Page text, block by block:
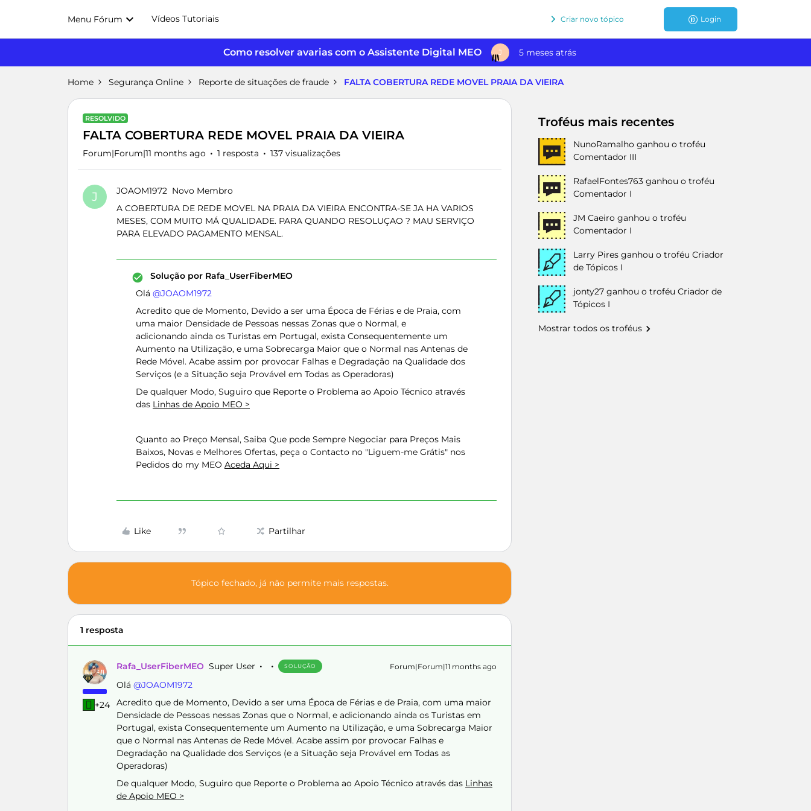
Menu Fórum Vídeos Tutoriais Criar novo tópico Login
Como resolver avarias com o Assistente Digital MEO J 5 meses atrás
Home Segurança Online Reporte de situações de fraude FALTA COBERTURA REDE MOVEL PRAIA DA VIEIRA
RESOLVIDO
FALTA COBERTURA REDE MOVEL PRAIA DA VIEIRA
Forum|Forum|11 months ago 1 resposta 137 visualizações
J JOAOM1972 Novo Membro
A COBERTURA DE REDE MOVEL NA PRAIA DA VIEIRA ENCONTRA-SE JA HA VARIOS
MESES, COM MUITO MÁ QUALIDADE. PARA QUANDO RESOLUÇAO ? MAU SERVIÇO
PARA ELEVADO PAGAMENTO MENSAL.
Solução por Rafa_UserFiberMEO
Olá ​ @JOAOM1972
Acredito que de Momento, Devido a ser uma Época de Férias e de Praia, com
uma maior Densidade de Pessoas nessas Zonas que o Normal, e
adicionando ainda os Turistas em Portugal, exista Consequentemente um
Aumento na Utilização, e uma Sobrecarga Maior que o Normal nas Antenas de
Rede Móvel. Acabe assim por provocar Falhas e Degradação na Qualidade dos
Serviços (e a Situação seja Provável em Todas as Operadoras)
De qualquer Modo, Suguiro que Reporte o Problema ao Apoio Técnico através
das Linhas de Apoio MEO >
Quanto ao Preço Mensal, Saiba Que pode Sempre Negociar para Preços Mais
Baixos, Novas e Melhores Ofertas, peça o Contacto no "Liguem-me Grátis" nos
Pedidos do my MEO Aceda Aqui >
Like Partilhar
Tópico fechado, já não permite mais respostas.
1 resposta
+24
Rafa_UserFiberMEO Super User SOLUÇÃO Forum|Forum|11 months ago
Olá ​ @JOAOM1972
Acredito que de Momento, Devido a ser uma Época de Férias e de Praia, com uma maior
Densidade de Pessoas nessas Zonas que o Normal, e adicionando ainda os Turistas em
Portugal, exista Consequentemente um Aumento na Utilização, e uma Sobrecarga Maior
que o Normal nas Antenas de Rede Móvel. Acabe assim por provocar Falhas e
Degradação na Qualidade dos Serviços (e a Situação seja Provável em Todas as
Operadoras)
De qualquer Modo, Suguiro que Reporte o Problema ao Apoio Técnico através das Linhas
de Apoio MEO >
Troféus mais recentes
NunoRamalho ganhou o troféu
Comentador III
RafaelFontes763 ganhou o troféu
Comentador I
JM Caeiro ganhou o troféu
Comentador I
Larry Pires ganhou o troféu Criador
de Tópicos I
jonty27 ganhou o troféu Criador de
Tópicos I
Mostrar todos os troféus